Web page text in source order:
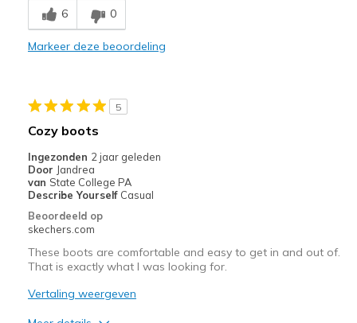
Durable
Good Cushioning
Warm
Casual Wear
Cold Weather
Travel
Width
Feels true to width
Sizing
6 0
Markeer deze beoordeling
5
Cozy boots
Ingezonden 2 jaar geleden
Door Jandrea
van State College PA
Describe Yourself Casual
Beoordeeld op
skechers.com
These boots are comfortable and easy to get in and out of.
That is exactly what I was looking for.
Vertaling weergeven